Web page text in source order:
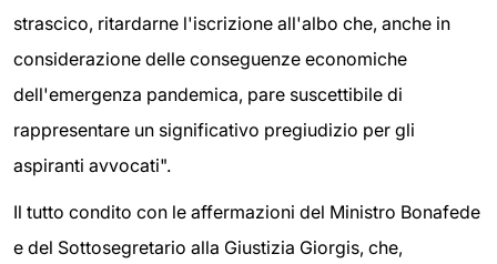
strascico, ritardarne l'iscrizione all'albo che, anche in
considerazione delle conseguenze economiche
dell'emergenza pandemica, pare suscettibile di
rappresentare un significativo pregiudizio per gli
aspiranti avvocati".
Il tutto condito con le affermazioni del Ministro Bonafede
e del Sottosegretario alla Giustizia Giorgis, che,